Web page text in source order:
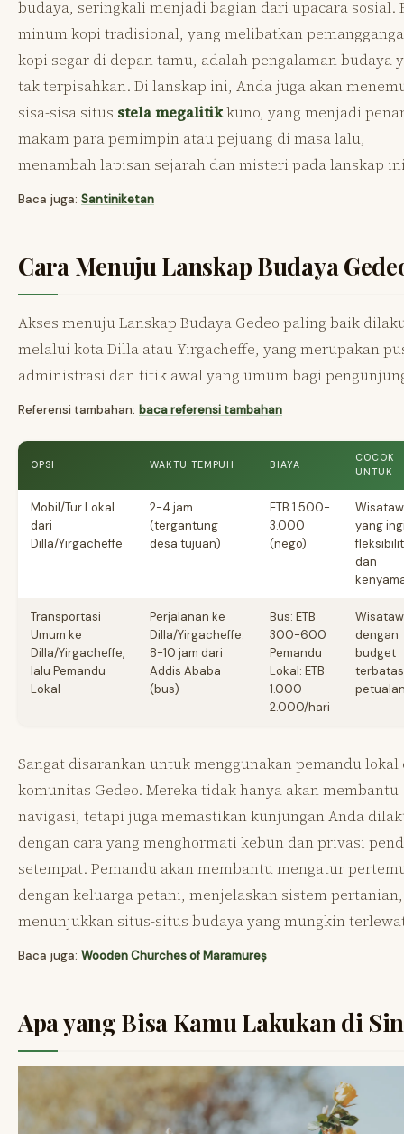
budaya, seringkali menjadi bagian dari upacara sosial.
minum kopi tradisional, yang melibatkan
kopi segar di depan tamu, adalah pengalaman budaya
tak terpisahkan. Di lanskap ini, Anda juga akan
sisa-sisa situs stela megalitikkuno, yang menjadi
makam para pemimpin atau pejuang di masa lalu,
menambah lapisan sejarah dan misteri pada lanskap
Baca juga: Santiniketan
Cara Menuju Lanskap Budaya
Akses menuju Lanskap Budaya Gedeo paling baik
melalui kota Dilla atau Yirgacheffe, yang merupakan
administrasi dan titik awal yang umum bagi
Referensi tambahan: baca referensi tambahan
OPSI WAKTU TEMPUH BIAYA
COCOK
UNTUK
Mobil/Tur Lokal
dari
Dilla/Yirgacheffe
2-4 jam
(tergantung
desa tujuan)
ETB 1.500-
3.000
(nego)
yang
dan
Transportasi
Umum ke
Dilla/Yirgacheffe,
lalu Pemandu
Lokal
Perjalanan ke
Dilla/Yirgacheffe:
8-10 jam dari
Addis Ababa
(bus)
Bus: ETB
300-600
Pemandu
Lokal: ETB
1.000-
2.000/hari
dengan
budget
Sangat disarankan untuk menggunakan pemandu lokal
komunitas Gedeo. Mereka tidak hanya akan membantu
navigasi, tetapi juga memastikan kunjungan Anda
dengan cara yang menghormati kebun dan privasi
setempat. Pemandu akan membantu mengatur
dengan keluarga petani, menjelaskan sistem
menunjukkan situs-situs budaya yang mungkin
Baca juga: Wooden Churches of Maramureș
Apa yang Bisa Kamu Lakukan di